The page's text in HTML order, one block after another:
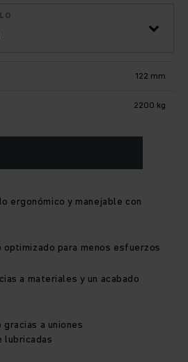
122 mm
2200 kg
ergonómico y manejable con
optimizado para menos esfuerzos
a materiales y un acabado
a uniones
lubricadas